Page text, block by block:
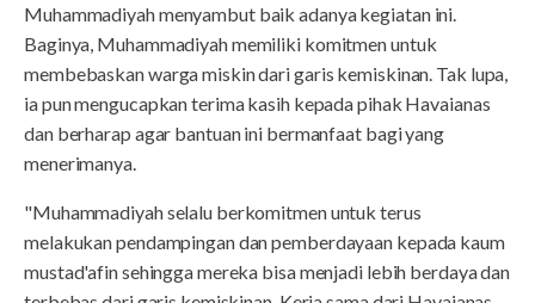
Muhammadiyah menyambut baik adanya kegiatan ini.
Baginya, Muhammadiyah memiliki komitmen untuk
membebaskan warga miskin dari garis kemiskinan. Tak lupa,
ia pun mengucapkan terima kasih kepada pihak Havaianas
dan berharap agar bantuan ini bermanfaat bagi yang
menerimanya.
"Muhammadiyah selalu berkomitmen untuk terus
melakukan pendampingan dan pemberdayaan kepada kaum
mustad'afin sehingga mereka bisa menjadi lebih berdaya dan